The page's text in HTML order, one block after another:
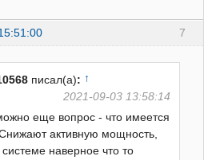
7
писал(а): ↑
2021-09-03 13:58:14
еще вопрос - что имеется
активную мощность,
системе наверное что то